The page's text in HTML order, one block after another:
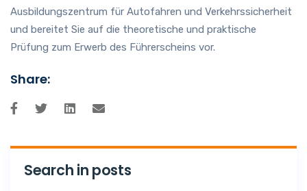
Ausbildungszentrum für Autofahren und Verkehrssicherheit
und bereitet Sie auf die theoretische und praktische
Prüfung zum Erwerb des Führerscheins vor.
Share:
Search in posts